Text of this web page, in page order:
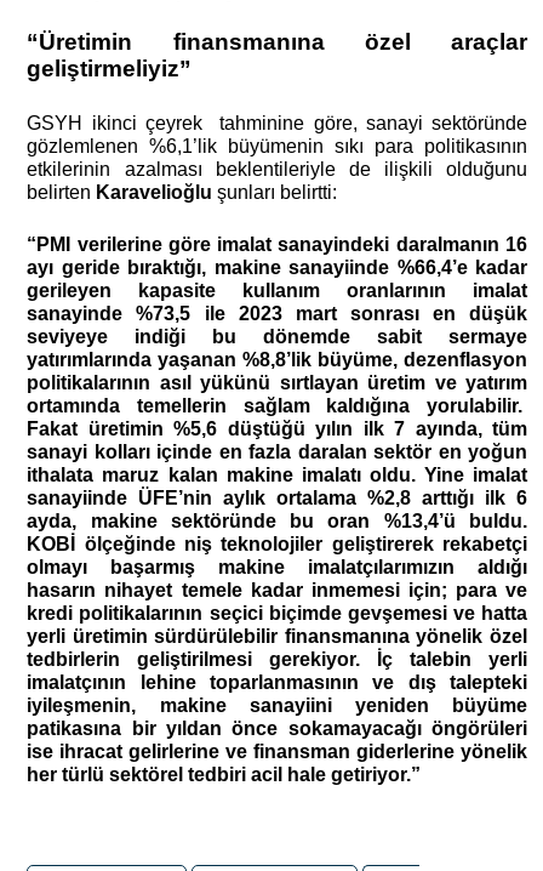
“Üretimin finansmanına özel araçlar
geliştirmeliyiz”
GSYH ikinci çeyrek tahminine göre, sanayi sektöründe
gözlemlenen %6,1’lik büyümenin sıkı para politikasının
etkilerinin azalması beklentileriyle de ilişkili olduğunu
belirten Karavelioğlu şunları belirtti:
“PMI verilerine göre imalat sanayindeki daralmanın 16
ayı geride bıraktığı, makine sanayiinde %66,4’e kadar
gerileyen kapasite kullanım oranlarının imalat
sanayinde %73,5 ile 2023 mart sonrası en düşük
seviyeye indiği bu dönemde sabit sermaye
yatırımlarında yaşanan %8,8’lik büyüme, dezenflasyon
politikalarının asıl yükünü sırtlayan üretim ve yatırım
ortamında temellerin sağlam kaldığına yorulabilir.
Fakat üretimin %5,6 düştüğü yılın ilk 7 ayında, tüm
sanayi kolları içinde en fazla daralan sektör en yoğun
ithalata maruz kalan makine imalatı oldu. Yine imalat
sanayiinde ÜFE’nin aylık ortalama %2,8 arttığı ilk 6
ayda, makine sektöründe bu oran %13,4’ü buldu.
KOBİ ölçeğinde niş teknolojiler geliştirerek rekabetçi
olmayı başarmış makine imalatçılarımızın aldığı
hasarın nihayet temele kadar inmemesi için; para ve
kredi politikalarının seçici biçimde gevşemesi ve hatta
yerli üretimin sürdürülebilir finansmanına yönelik özel
tedbirlerin geliştirilmesi gerekiyor. İç talebin yerli
imalatçının lehine toparlanmasının ve dış talepteki
iyileşmenin, makine sanayiini yeniden büyüme
patikasına bir yıldan önce sokamayacağı öngörüleri
ise ihracat gelirlerine ve finansman giderlerine yönelik
her türlü sektörel tedbiri acil hale getiriyor.”